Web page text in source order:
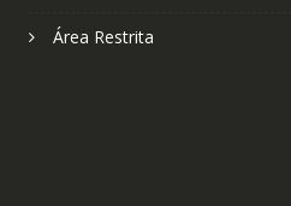
Área Restrita